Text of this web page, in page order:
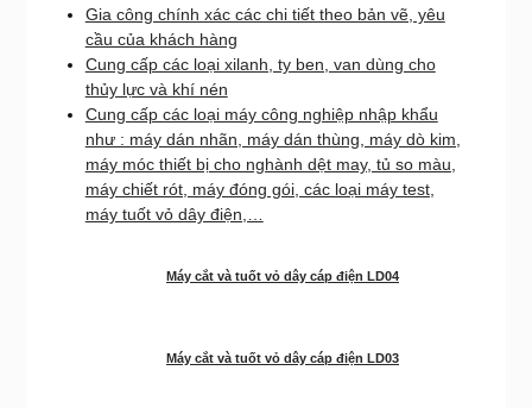
Gia công chính xác các chi tiết theo bản vẽ, yêu
cầu của khách hàng
Cung cấp các loại xilanh, ty ben, van dùng cho
thủy lực và khí nén
Cung cấp các loại máy công nghiệp nhập khẩu
như : máy dán nhãn, máy dán thùng, máy dò kim,
máy móc thiết bị cho nghành dệt may, tủ so màu,
máy chiết rót, máy đóng gói, các loại máy test,
máy tuốt vỏ dây điện,…
Máy cắt và tuốt vỏ dây cáp điện LD04
Máy cắt và tuốt vỏ dây cáp điện LD03